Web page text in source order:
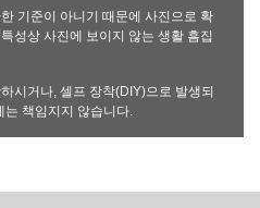
기준이 아니기 때문에 사진으로 확
성상 사진에 보이지 않는 생활 흠집
시거나, 셀프 장착(DIY)으로 발생되
는 책임지지 않습니다.